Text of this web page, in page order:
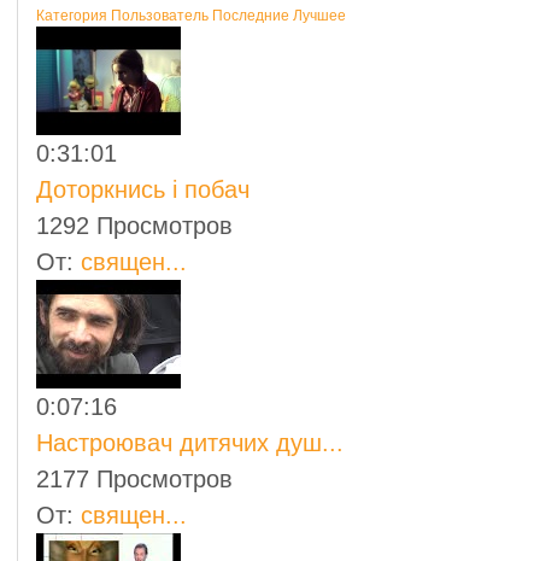
Категория Пользователь Последние Лучшее
0:31:01
Доторкнись і побач
1292 Просмотров
От: священ...
0:07:16
Настроювач дитячих душ...
2177 Просмотров
От: священ...